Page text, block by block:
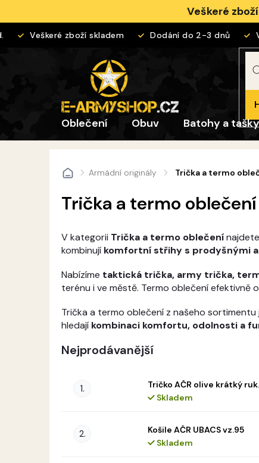
obsah
Veškeré
Veškeré zboží skladem Dodání do 2-3 dnů
Oblečení Obuv Batohy a tašky
DomůArmádní originály Trička a termo
Trička a termo oblečení
V kategorii Trička a termo oblečenínajdete
kombinují komfortní střihy s prodyšnými
Nabízíme taktická trička, army trička,
terénu i ve městě. Termo oblečení efektivně
Trička a termo oblečení z našeho sortimentu
hledají kombinaci komfortu, odolnosti a
Nejprodávanější
Tričko AČR olive krátký ruk.
Skladem
Košile AČR UBACS vz.95
Skladem